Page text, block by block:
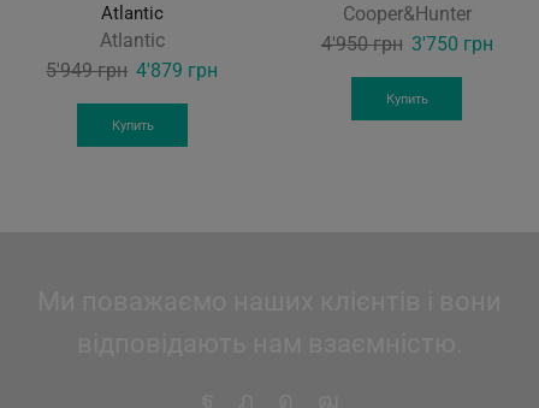
Atlantic
Atlantic
5'949грн Original
was:
4'879 грн
Купить
Cooper&Hunter
4'950грн Original
was:
3'750 грн
Купить